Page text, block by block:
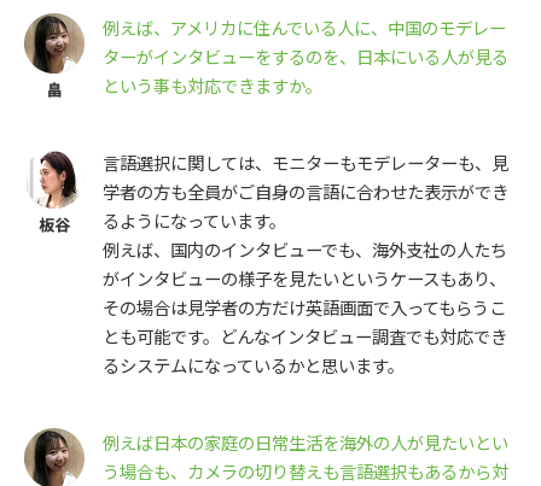
例えば、アメリカに住んでいる人に、中国のモデレー
ターがインタビューをするのを、日本にいる人が見る
という事も対応できますか。
言語選択に関しては、モニターもモデレーターも、見
学者の方も全員がご自身の言語に合わせた表示ができ
るようになっています。
例えば、国内のインタビューでも、海外支社の人たち
がインタビューの様子を見たいというケースもあり、
その場合は見学者の方だけ英語画面で入ってもらうこ
とも可能です。どんなインタビュー調査でも対応でき
るシステムになっているかと思います。
例えば日本の家庭の日常生活を海外の人が見たいとい
う場合も、カメラの切り替えも言語選択もあるから対